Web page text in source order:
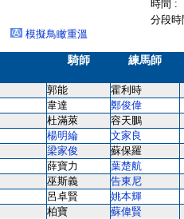
時間 :
分段
模擬鳥瞰重溫
騎師 練馬師
郭能 霍利時
韋達 鄭俊偉
杜滿萊 容天鵬
楊明綸 文家良
梁家俊 蘇保羅
薛寶力 葉楚航
巫斯義 告東尼
呂卓賢 姚本輝
柏寶 蘇偉賢